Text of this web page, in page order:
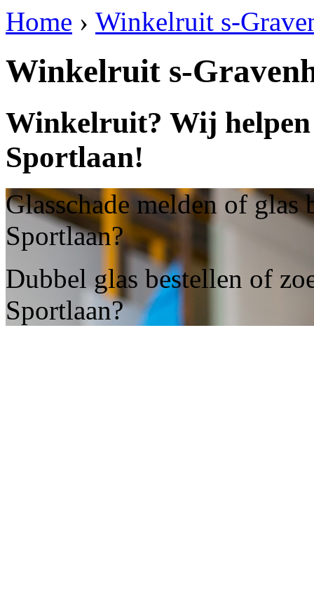
Home › Winkelruit s-
Winkelruit s-
Winkelruit? Wij helpen
Sportlaan!
Glasschade melden of glas
Sportlaan?
Dubbel glas bestellen of
Sportlaan?